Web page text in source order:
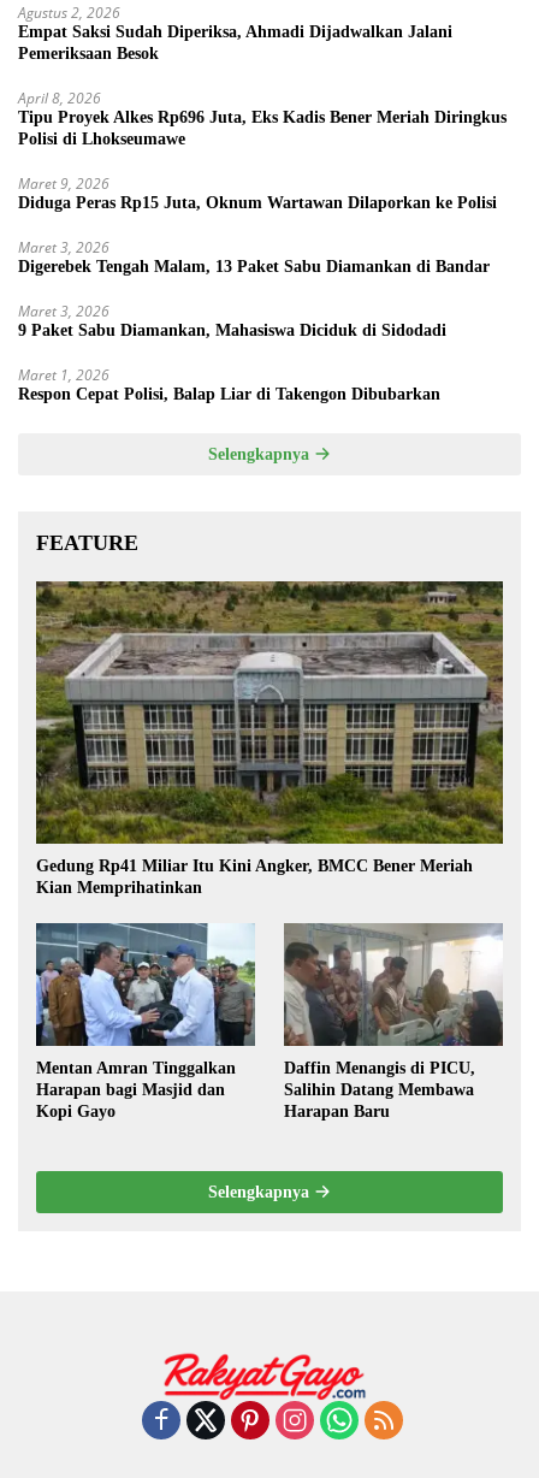
Agustus 2, 2026
Empat Saksi Sudah Diperiksa, Ahmadi Dijadwalkan Jalani
Pemeriksaan Besok
April 8, 2026
Tipu Proyek Alkes Rp696 Juta, Eks Kadis Bener Meriah Diringkus
Polisi di Lhokseumawe
Maret 9, 2026
Diduga Peras Rp15 Juta, Oknum Wartawan Dilaporkan ke Polisi
Maret 3, 2026
Digerebek Tengah Malam, 13 Paket Sabu Diamankan di Bandar
Maret 3, 2026
9 Paket Sabu Diamankan, Mahasiswa Diciduk di Sidodadi
Maret 1, 2026
Respon Cepat Polisi, Balap Liar di Takengon Dibubarkan
Selengkapnya
FEATURE
Gedung Rp41 Miliar Itu Kini Angker, BMCC Bener Meriah
Kian Memprihatinkan
Mentan Amran Tinggalkan
Harapan bagi Masjid dan
Kopi Gayo
Daffin Menangis di PICU,
Salihin Datang Membawa
Harapan Baru
Selengkapnya